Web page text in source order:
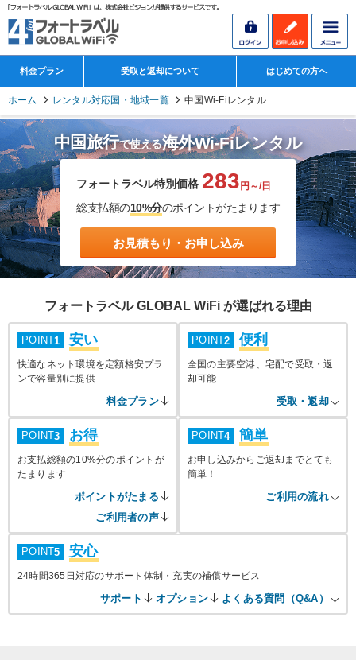
料金プラン 受取と返却について はじめての方へ
ホーム レンタル対応国・地域一覧 中国Wi-Fiレンタル
中国旅行で使える海外Wi-Fiレンタル
フォートラベル特別価格 283円～/日
総支払額の10%分のポイントがたまります
お見積もり・お申し込み
フォートラベル GLOBAL WiFi が選ばれる理由
POINT1 安い
快適なネット環境を定額格安プラ
ンで容量別に提供
料金プラン
POINT2 便利
全国の主要空港、宅配で受取・返
却可能
受取・返却
POINT3 お得
お支払総額の10%分のポイントが
たまります
ポイントがたまる
ご利用者の声
POINT4 簡単
お申し込みからご返却までとても
簡単！
ご利用の流れ
POINT5 安心
24時間365日対応のサポート体制・充実の補償サービス
サポート オプション よくある質問（Q&A）